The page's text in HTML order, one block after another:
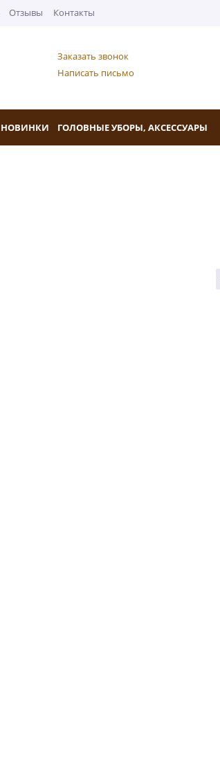
Отзывы Контакты
Заказать звонок
Написать письмо
НОВИНКИ ГОЛОВНЫЕ УБОРЫ, АКСЕССУАРЫ